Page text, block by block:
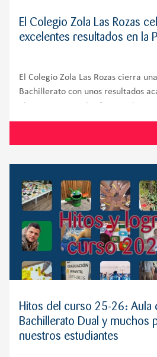
El Colegio Zola Las Rozas
excelentes resultados en la
El Colegio Zola Las Rozas cierra
Bachillerato con unos resultados
sus alumnos. El 100% de los
Hitos del curso 25-26: Aula
Bachillerato Dual y muchos
nuestros estudiantes